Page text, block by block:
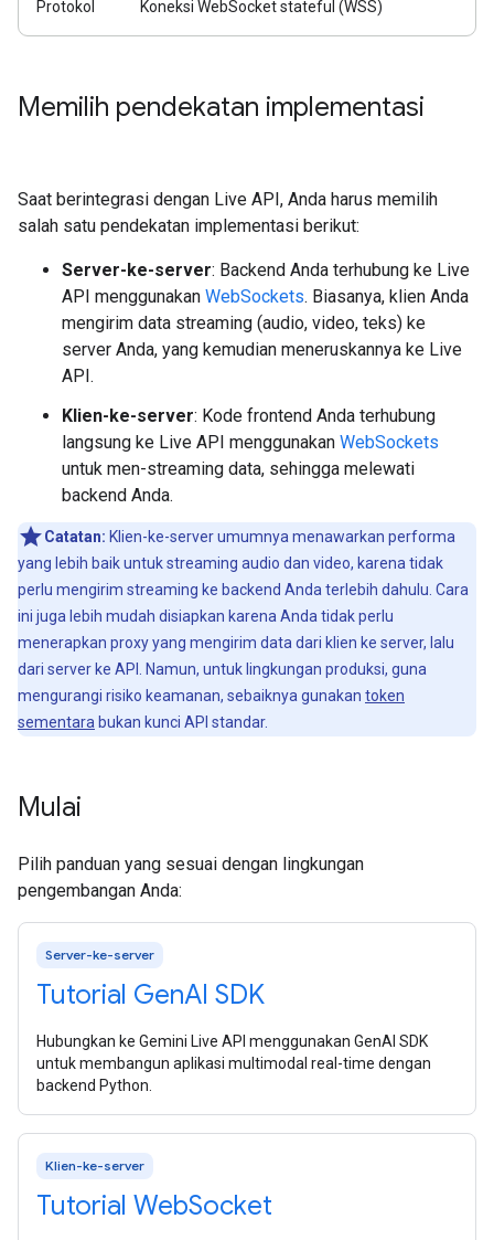
Protokol Koneksi WebSocket stateful (WSS)
Memilih pendekatan implementasi
Saat berintegrasi dengan Live API, Anda harus memilih
salah satu pendekatan implementasi berikut:
Server-ke-server: Backend Anda terhubung ke Live
API menggunakan WebSockets. Biasanya, klien Anda
mengirim data streaming (audio, video, teks) ke
server Anda, yang kemudian meneruskannya ke Live
API.
Klien-ke-server: Kode frontend Anda terhubung
langsung ke Live API menggunakan WebSockets
untuk men-streaming data, sehingga melewati
backend Anda.
Catatan: Klien-ke-server umumnya menawarkan performa
yang lebih baik untuk streaming audio dan video, karena tidak
perlu mengirim streaming ke backend Anda terlebih dahulu. Cara
ini juga lebih mudah disiapkan karena Anda tidak perlu
menerapkan proxy yang mengirim data dari klien ke server, lalu
dari server ke API. Namun, untuk lingkungan produksi, guna
mengurangi risiko keamanan, sebaiknya gunakan token
sementara bukan kunci API standar.
Mulai
Pilih panduan yang sesuai dengan lingkungan
pengembangan Anda:
Server-ke-server
Tutorial GenAI SDK
Hubungkan ke Gemini Live API menggunakan GenAI SDK
untuk membangun aplikasi multimodal real-time dengan
backend Python.
Klien-ke-server
Tutorial WebSocket